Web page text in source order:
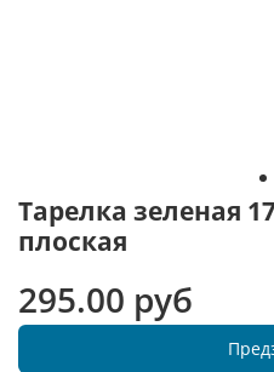
Тарелка зеленая
плоская
295.00 руб